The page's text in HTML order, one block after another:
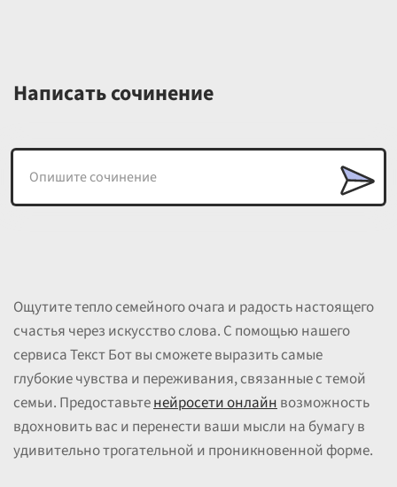
Написать сочинение
Ощутите тепло семейного очага и радость настоящего
счастья через искусство слова. С помощью нашего
сервиса Текст Бот вы сможете выразить самые
глубокие чувства и переживания, связанные с темой
семьи. Предоставьтенейросети онлайнвозможность
вдохновить вас и перенести ваши мысли на бумагу в
удивительно трогательной и проникновенной форме.